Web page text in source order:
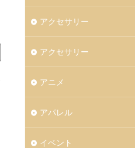
アクセサリー
アクセサリー
アニメ
アパレル
イベント